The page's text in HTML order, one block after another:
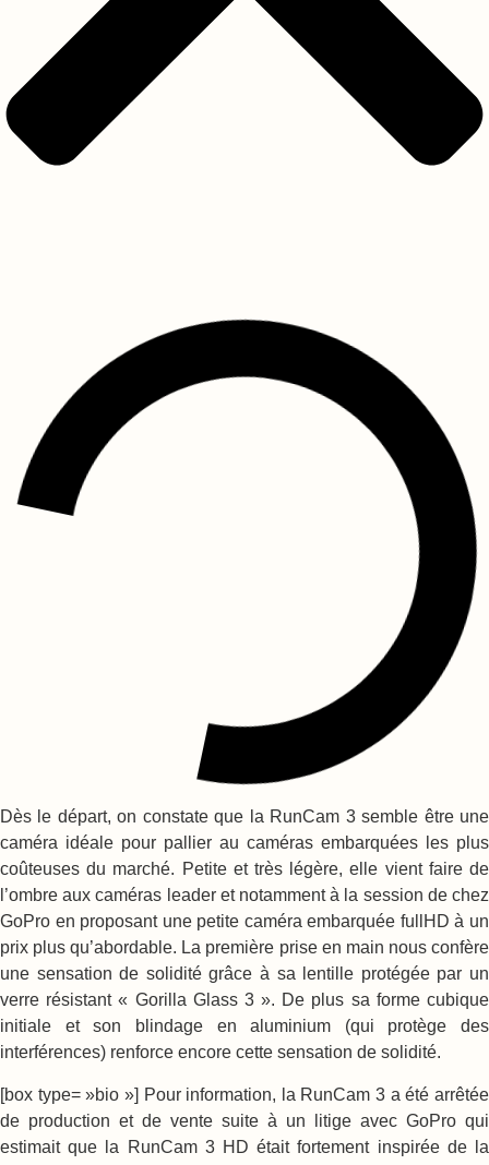
Dès le départ, on constate que la RunCam 3 semble être une
caméra idéale pour pallier au caméras embarquées les plus
coûteuses du marché. Petite et très légère, elle vient faire de
l’ombre aux caméras leader et notamment à la session de chez
GoPro en proposant une petite caméra embarquée fullHD à un
prix plus qu’abordable. La première prise en main nous confère
une sensation de solidité grâce à sa lentille protégée par un
verre résistant « Gorilla Glass 3 ». De plus sa forme cubique
initiale et son blindage en aluminium (qui protège des
interférences) renforce encore cette sensation de solidité.
[box type= »bio »] Pour information, la RunCam 3 a été arrêtée
de production et de vente suite à un litige avec GoPro qui
estimait que la RunCam 3 HD était fortement inspirée de la